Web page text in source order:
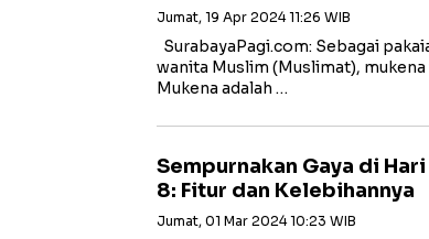
Jumat, 19 Apr 2024 11:26 WIB
SurabayaPagi.com: Sebagai
wanita Muslim (Muslimat),
Mukena adalah …
Sempurnakan Gaya di
8: Fitur dan Kelebihannya
Jumat, 01 Mar 2024 10:23 WIB